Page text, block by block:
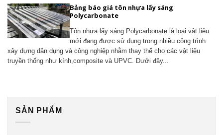
SẢN PHẨM
Bảng báo giá tôn nhựa lấy sáng
Polycarbonate
Tôn nhựa lấy sáng Polycarbonate là loại vật liệu
mới đang được sử dụng trong nhiều công trình
xây dựng dân dụng và công nghiệp nhằm thay thế cho các vật liệu
truyền thống như kính,composite và UPVC. Dưới đây...